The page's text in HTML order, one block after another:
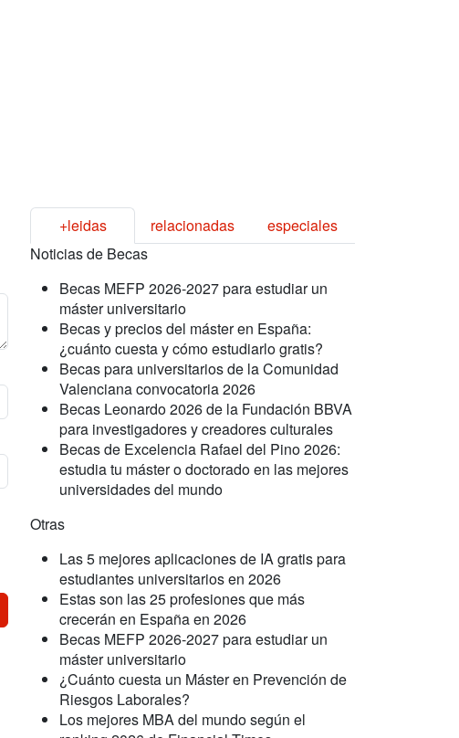
+leidas relacionadas
especiales
Noticias de Becas
Becas MEFP 2026-2027 para estudiar un
máster universitario
Becas y precios del máster en España:
¿cuánto cuesta y cómo estudiarlo gratis?
Becas para universitarios de la Comunidad
Valenciana convocatoria 2026
Becas Leonardo 2026 de la Fundación BBVA
para investigadores y creadores culturales
Becas de Excelencia Rafael del Pino 2026:
estudia tu máster o doctorado en las mejores
universidades del mundo
Otras
Las 5 mejores aplicaciones de IA gratis para
estudiantes universitarios en 2026
Estas son las 25 profesiones que más
crecerán en España en 2026
Becas MEFP 2026-2027 para estudiar un
máster universitario
¿Cuánto cuesta un Máster en Prevención de
Riesgos Laborales?
Los mejores MBA del mundo según el